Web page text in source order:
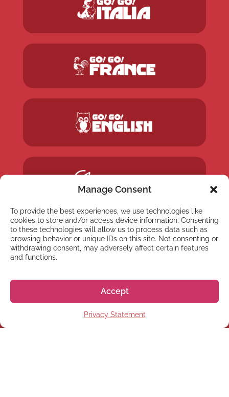
Manage Consent
To provide the best experiences, we use technologies like
cookies to store and/or access device information. Consenting
to these technologies will allow us to process data such as
browsing behavior or unique IDs on this site. Not consenting or
withdrawing consent, may adversely affect certain features
and functions.
Accept
Privacy Statement
NYHETSBREV